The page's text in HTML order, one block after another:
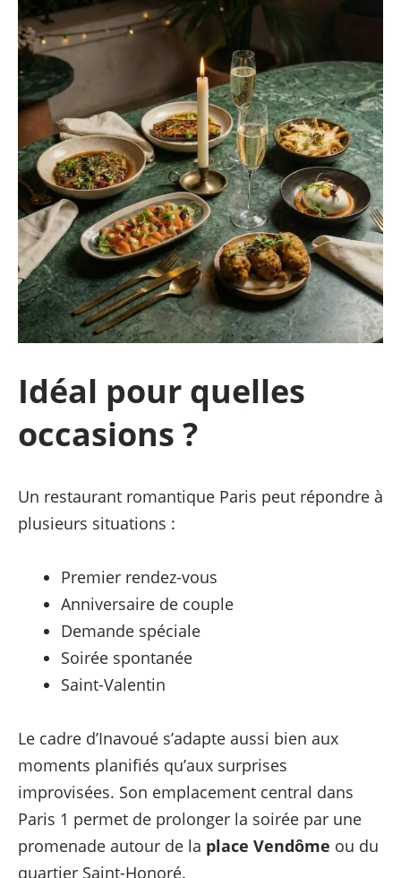
Idéal pour quelles
occasions ?
Un restaurant romantique Paris peut répondre à
plusieurs situations :
Premier rendez-vous
Anniversaire de couple
Demande spéciale
Soirée spontanée
Saint-Valentin
Le cadre d’Inavoué s’adapte aussi bien aux
moments planifiés qu’aux surprises
improvisées. Son emplacement central dans
Paris 1 permet de prolonger la soirée par une
promenade autour de la place Vendôme ou du
quartier Saint-Honoré.